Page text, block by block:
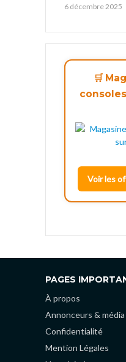
6 décembre 2025
🛒
Voir les
PAGES
À propos
Annonceurs & média
Confidentialité
Mention Légales